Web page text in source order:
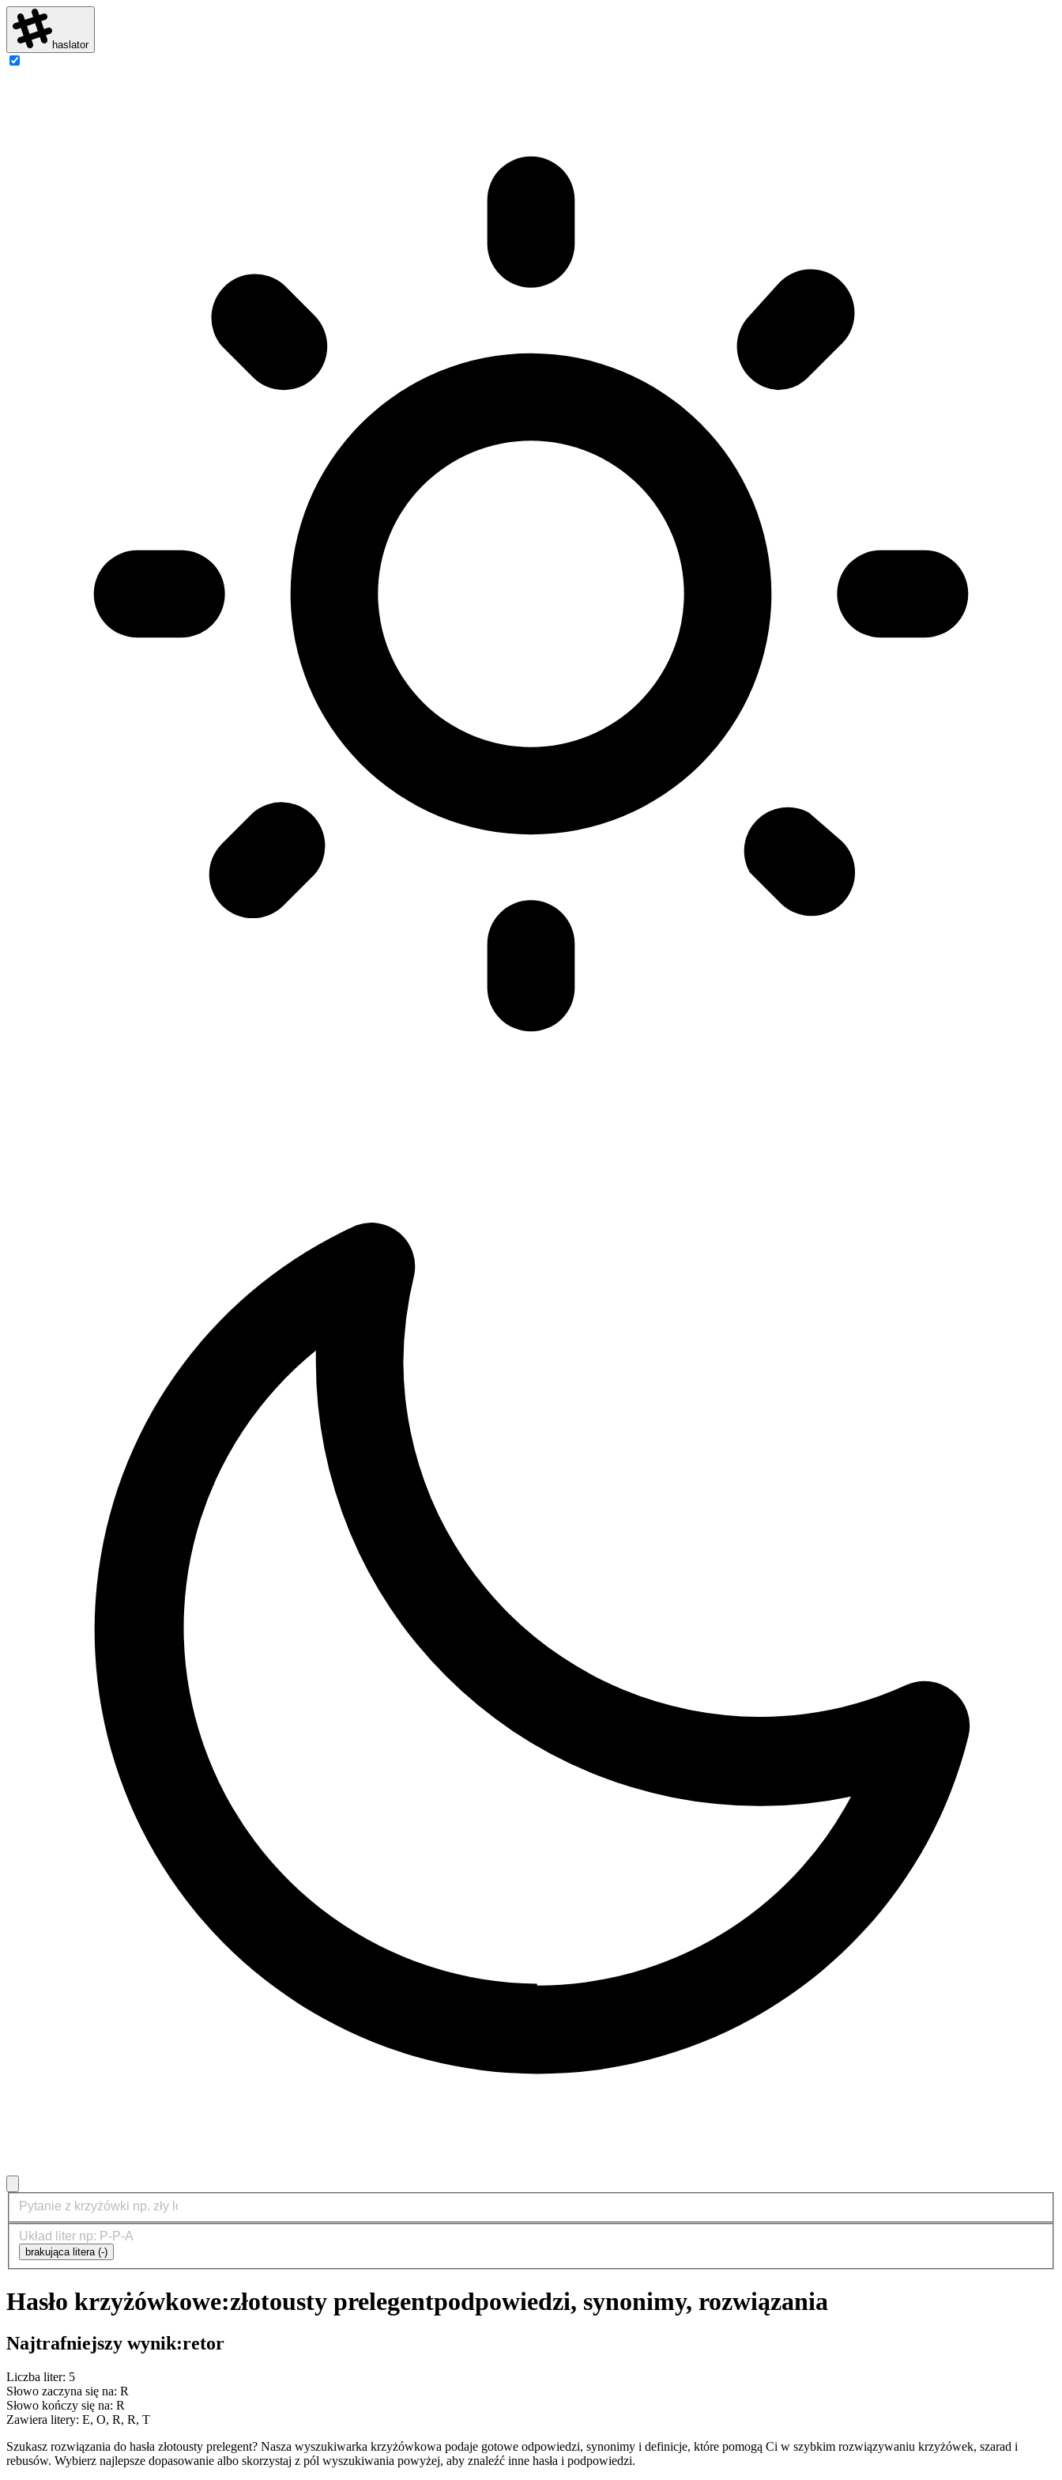
haslator
brakująca litera (-)
Hasło krzyżówkowe:złotousty prelegentpodpowiedzi, synonimy, rozwiązania
Najtrafniejszy wynik:retor
Liczba liter: 5
Słowo zaczyna się na: R
Słowo kończy się na: R
Zawiera litery: E, O, R, R, T
Szukasz rozwiązania do hasła złotousty prelegent? Nasza wyszukiwarka krzyżówkowa podaje gotowe odpowiedzi, synonimy i definicje, które pomogą Ci w szybkim rozwiązywaniu krzyżówek, szarad i
rebusów. Wybierz najlepsze dopasowanie albo skorzystaj z pól wyszukiwania powyżej, aby znaleźć inne hasła i podpowiedzi.